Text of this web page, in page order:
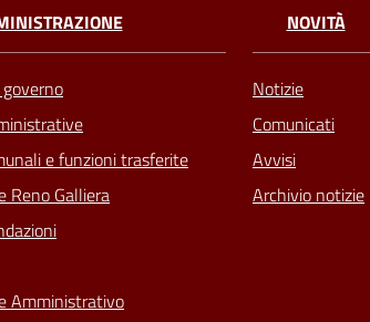
e funzioni trasferite
Reno Galliera
Amministrativo
NOVITÀ
Notizie
Comunicati
Avvisi
Archivio notizie